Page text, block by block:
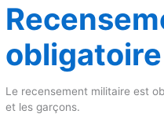
obligatoire
Le recensement militaire est
et les garçons.